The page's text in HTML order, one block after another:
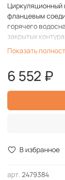
В избранное
арт. 2479384
Циркуляционный
фланцевым
горячего
закрытых
циркуляционных
Показать
6 552 ₽